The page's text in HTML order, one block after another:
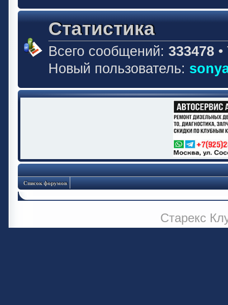
Статистика
Всего сообщений: 333478
Новый пользователь:
Список форумов
Старекс